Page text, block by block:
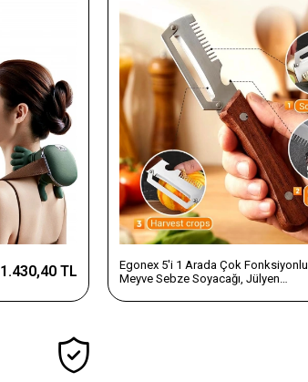
1.430,40 TL
Egonex 5'i 1 Arada Çok Fonksiyonlu
Meyve Sebze Soyacağı, Jülyen
Saplı Paslanmaz Çelik